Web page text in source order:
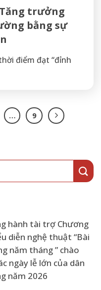
trưởng
bằng sự
điểm đạt “đỉnh
… 9
hành tài trợ Chương
diễn nghệ thuật “Bài
năm tháng ” chào
ngày lễ lớn của dân
năm 2026